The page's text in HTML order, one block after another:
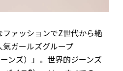
ァッションでZ世代から絶
ガールズグループ
ンズ）」。世界的ジーンズ